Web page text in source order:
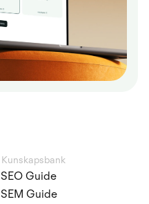
Kunskapsbank
SEO Guide
SEM Guide